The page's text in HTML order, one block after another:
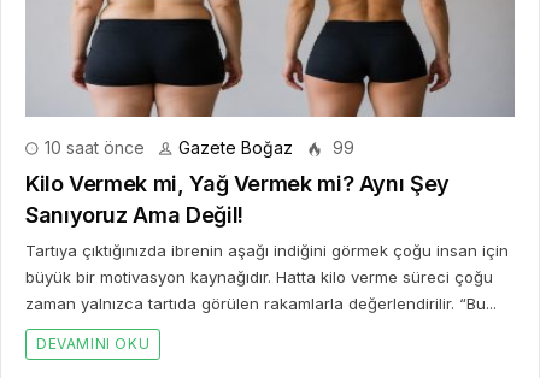
10 saat önce Gazete Boğaz 99
Kilo Vermek mi, Yağ Vermek mi? Aynı Şey
Sanıyoruz Ama Değil!
Tartıya çıktığınızda ibrenin aşağı indiğini görmek çoğu insan için
büyük bir motivasyon kaynağıdır. Hatta kilo verme süreci çoğu
zaman yalnızca tartıda görülen rakamlarla değerlendirilir. “Bu...
DEVAMINI OKU